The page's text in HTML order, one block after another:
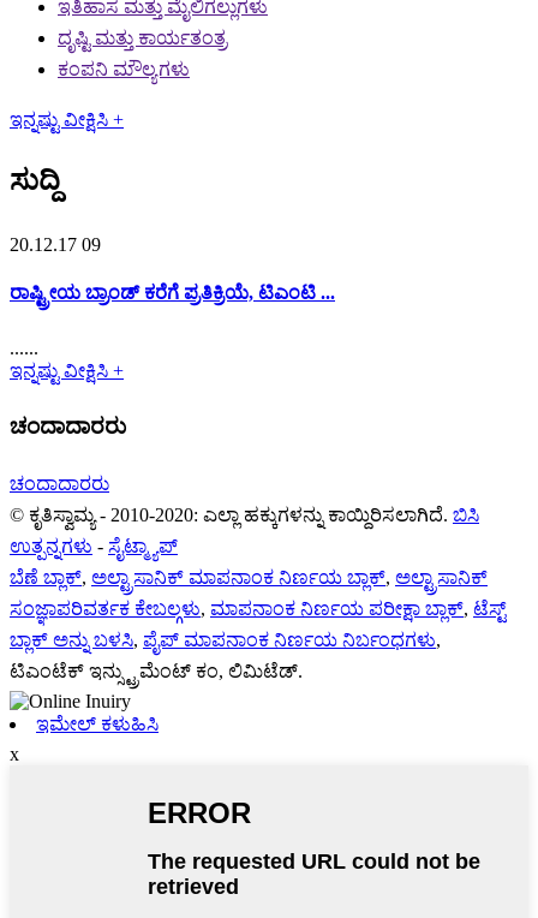
ಇತಿಹಾಸ ಮತ್ತು ಮೈಲಿಗಲ್ಲುಗಳು
ದೃಷ್ಟಿ ಮತ್ತು ಕಾರ್ಯತಂತ್ರ
ಕಂಪನಿ ಮೌಲ್ಯಗಳು
ಇನ್ನಷ್ಟು ವೀಕ್ಷಿಸಿ +
ಸುದ್ದಿ
20.12.17 09
ರಾಷ್ಟ್ರೀಯ ಬ್ರಾಂಡ್ ಕರೆಗೆ ಪ್ರತಿಕ್ರಿಯೆ, ಟಿಎಂಟಿ ...
......
ಇನ್ನಷ್ಟು ವೀಕ್ಷಿಸಿ +
ಚಂದಾದಾರರು
ಚಂದಾದಾರರು
© ಕೃತಿಸ್ವಾಮ್ಯ - 2010-2020: ಎಲ್ಲಾ ಹಕ್ಕುಗಳನ್ನು ಕಾಯ್ದಿರಿಸಲಾಗಿದೆ. ಬಿಸಿ
ಉತ್ಪನ್ನಗಳು - ಸೈಟ್ಮ್ಯಾಪ್
ಬೆಣೆ ಬ್ಲಾಕ್, ಅಲ್ಟ್ರಾಸಾನಿಕ್ ಮಾಪನಾಂಕ ನಿರ್ಣಯ ಬ್ಲಾಕ್, ಅಲ್ಟ್ರಾಸಾನಿಕ್
ಸಂಜ್ಞಾಪರಿವರ್ತಕ ಕೇಬಲ್ಗಳು, ಮಾಪನಾಂಕ ನಿರ್ಣಯ ಪರೀಕ್ಷಾ ಬ್ಲಾಕ್, ಟೆಸ್ಟ್
ಬ್ಲಾಕ್ ಅನ್ನು ಬಳಸಿ, ಪೈಪ್ ಮಾಪನಾಂಕ ನಿರ್ಣಯ ನಿರ್ಬಂಧಗಳು,
ಟಿಎಂಟೆಕ್ ಇನ್ಸ್ಟ್ರುಮೆಂಟ್ ಕಂ, ಲಿಮಿಟೆಡ್.
ಇಮೇಲ್ ಕಳುಹಿಸಿ
x